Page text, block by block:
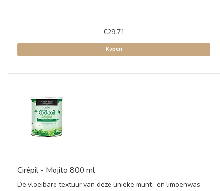
€29,71
Kopen
Cirépil - Mojito 800 ml
De vloeibare textuur van deze unieke munt- en limoenwas